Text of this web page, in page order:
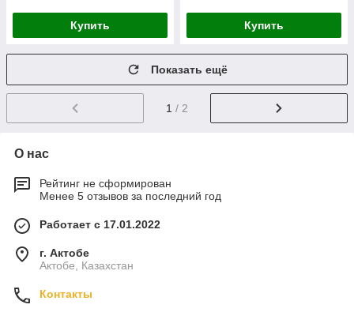
Купить Купить
Показать ещё
1 / 2
О нас
Рейтинг не сформирован
Менее 5 отзывов за последний год
Работает с 17.01.2022
г. Актобе
Актобе, Казахстан
Контакты